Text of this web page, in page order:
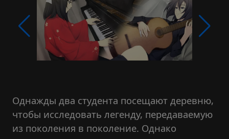
Однажды два студента посещают деревню,
чтобы исследовать легенду, передаваемую
из поколения в поколение. Однако